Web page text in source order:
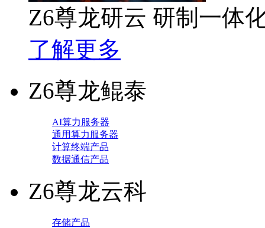
Z6尊龙研云 研制一体
了解更多
Z6尊龙鲲泰
AI算力服务器
通用算力服务器
计算终端产品
数据通信产品
Z6尊龙云科
存储产品